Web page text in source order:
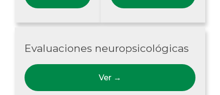
Evaluaciones neuropsicológicas
Ver →